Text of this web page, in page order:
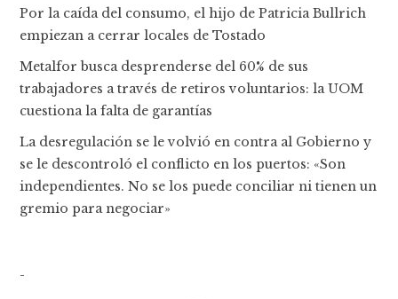
Por la caída del consumo, el hijo de Patricia Bullrich
empiezan a cerrar locales de Tostado
Metalfor busca desprenderse del 60% de sus
trabajadores a través de retiros voluntarios: la UOM
cuestiona la falta de garantías
La desregulación se le volvió en contra al Gobierno y
se le descontroló el conflicto en los puertos: «Son
independientes. No se los puede conciliar ni tienen un
gremio para negociar»
-